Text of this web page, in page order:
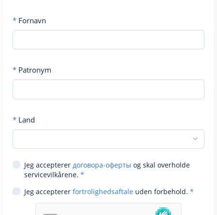
* Fornavn
* Patronym
* Land
Jeg accepterer договора-оферты og skal overholde
servicevilkårene. *
Jeg accepterer fortrolighedsaftale uden forbehold. *